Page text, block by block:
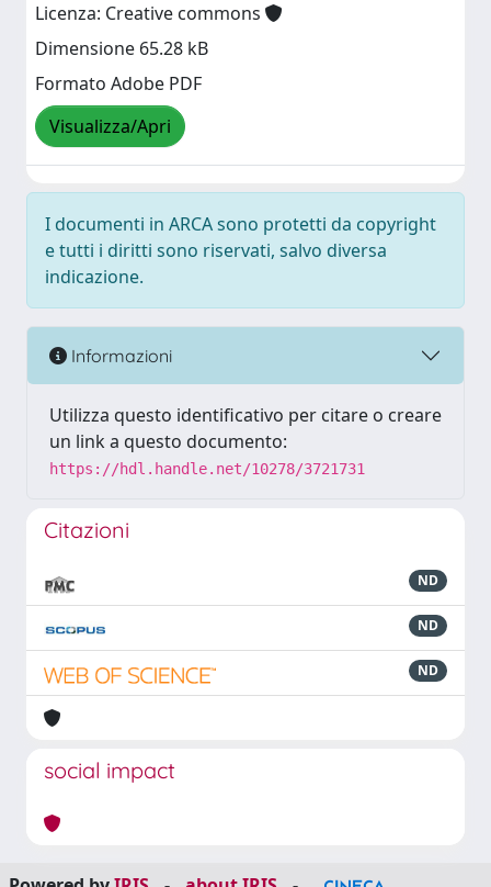
Licenza: Creative commons
Dimensione 65.28 kB
Formato Adobe PDF
Visualizza/Apri
I documenti in ARCA sono protetti da copyright
e tutti i diritti sono riservati, salvo diversa
indicazione.
Informazioni
Utilizza questo identificativo per citare o creare
un link a questo documento:
https://hdl.handle.net/10278/3721731
Citazioni
ND
ND
ND
social impact